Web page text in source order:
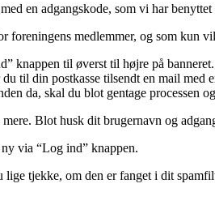
en adgangskode, som vi har benyttet
foreningens medlemmer, og som kun
knappen til øverst til højre på
til din postkasse tilsendt en mail
da, skal du blot gentage processen
Blot husk dit brugernavn og
via “Log ind” knappen.
tjekke, om den er fanget i dit